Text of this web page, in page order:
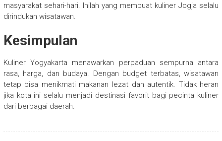
masyarakat sehari-hari. Inilah yang membuat kuliner Jogja selalu
dirindukan wisatawan.
Kesimpulan
Kuliner Yogyakarta menawarkan perpaduan sempurna antara
rasa, harga, dan budaya. Dengan budget terbatas, wisatawan
tetap bisa menikmati makanan lezat dan autentik. Tidak heran
jika kota ini selalu menjadi destinasi favorit bagi pecinta kuliner
dari berbagai daerah.